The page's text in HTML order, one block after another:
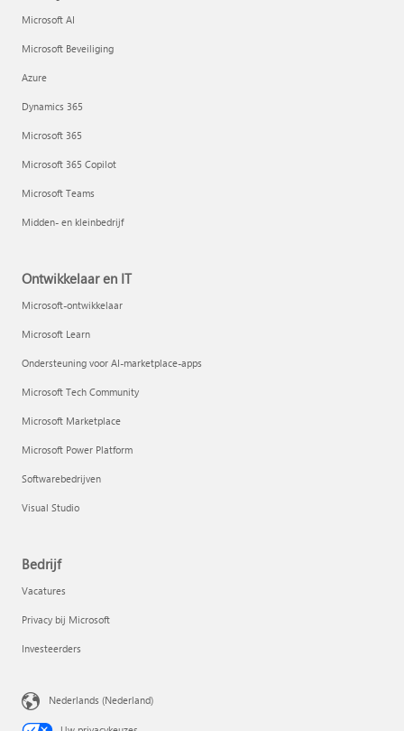
Microsoft AI
Microsoft Beveiliging
Azure
Dynamics 365
Microsoft 365
Microsoft 365 Copilot
Microsoft Teams
Midden- en kleinbedrijf
Ontwikkelaar en IT
Microsoft-ontwikkelaar
Microsoft Learn
Ondersteuning voor AI-marketplace-apps
Microsoft Tech Community
Microsoft Marketplace
Microsoft Power Platform
Softwarebedrijven
Visual Studio
Bedrijf
Vacatures
Privacy bij Microsoft
Investeerders
Nederlands (Nederland)